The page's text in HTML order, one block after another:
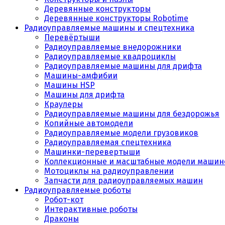
Деревянные конструкторы
Деревянные конструкторы Robotime
Радиоуправляемые машины и спецтехника
Перевёртыши
Радиоуправляемые внедорожники
Радиоуправляемые квадроциклы
Радиоуправляемые машины для дрифта
Машины-амфибии
Машины HSP
Машины для дрифта
Краулеры
Радиоуправляемые машины для бездорожья
Копийные автомодели
Радиоуправляемые модели грузовиков
Радиоуправляемая спецтехника
Машинки-перевертыши
Коллекционные и масштабные модели
Мотоциклы на радиоуправлении
Запчасти для радиоуправляемых машин
Радиоуправляемые роботы
Робот-кот
Интерактивные роботы
Драконы